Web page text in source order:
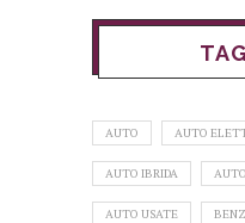
AUTO AUTO
AUTO IBRIDA
AUTO USATE